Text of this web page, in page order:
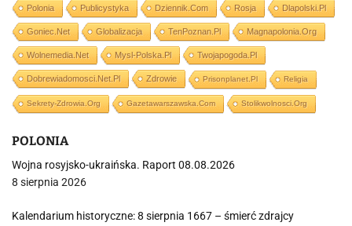
Polonia Publicystyka Dziennik.com Rosja Dlapolski.pl
Goniec.net Globalizacja TenPoznan.pl Magnapolonia.org
Wolnemedia.net Mysl-Polska.pl Twojapogoda.pl
Dobrewiadomosci.net.pl Zdrowie Prisonplanet.pl Religia
Sekrety-Zdrowia.org Gazetawarszawska.com Stolikwolnosci.org
POLONIA
Wojna rosyjsko-ukraińska. Raport 08.08.2026
8 sierpnia 2026
Kalendarium historyczne: 8 sierpnia 1667 – śmierć zdrajcy